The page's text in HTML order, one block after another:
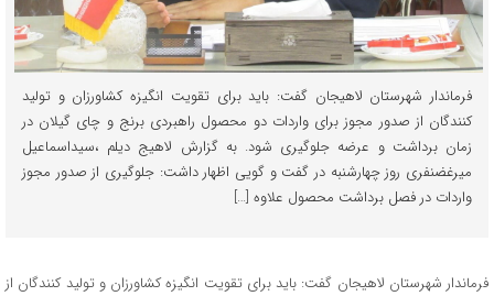
فرماندار شهرستان لاهیجان گفت: باید برای تقویت انگیزه کشاورزان و تولید
کنندگان از صدور مجوز برای واردات دو محصول راهبردی برنج و چای گیلان در
زمان برداشت و عرضه جلوگیری شود. به گزارش لاهیج دیلم ،سیداسماعیل
میرغضنفری روز چهارشنبه در گفت و گویی اظهار داشت: جلوگیری از صدور مجوز
واردات در فصل برداشت محصول علاوه […]
فرماندار شهرستان لاهیجان گفت: باید برای تقویت انگیزه کشاورزان و تولید کنندگان از